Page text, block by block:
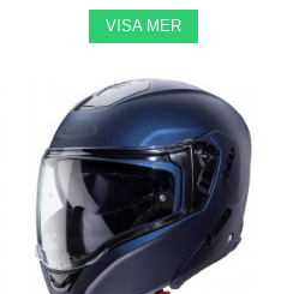
VISA MER